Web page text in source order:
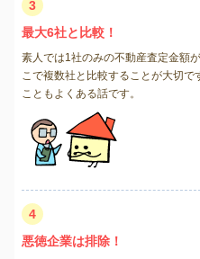
3
最大6社と比較！
素人では1社のみの不動産査定金額
こで複数社と比較することが大切
こともよくある話です。
4
悪徳企業は排除！